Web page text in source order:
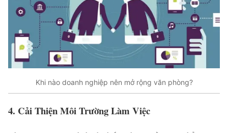
Khi nào doanh nghiệp nên mở rộng văn phòng?
4. Cải Thiện Môi Trường Làm Việc